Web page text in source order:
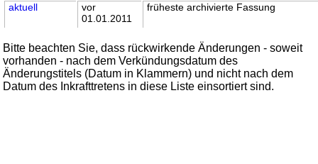
aktuell
vor
01.01.2011
früheste archivierte Fassung
Bitte beachten Sie, dass rückwirkende Änderungen - soweit
vorhanden - nach dem Verkündungsdatum des
Änderungstitels (Datum in Klammern) und nicht nach dem
Datum des Inkrafttretens in diese Liste einsortiert sind.